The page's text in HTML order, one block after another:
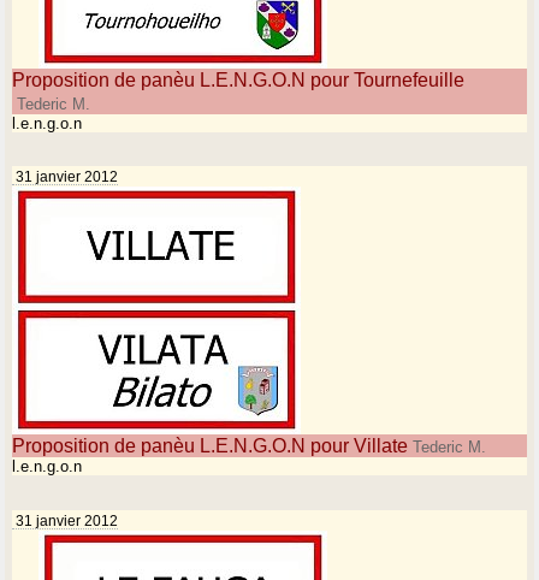
Proposition de panèu L.E.N.G.O.N pour Tournefeuille
Tederic M.
l.e.n.g.o.n
31 janvier 2012
Proposition de panèu L.E.N.G.O.N pour Villate Tederic M.
l.e.n.g.o.n
31 janvier 2012